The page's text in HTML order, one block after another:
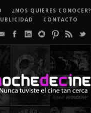
¿NOS QUIERES CONOCER?
CONTACTO